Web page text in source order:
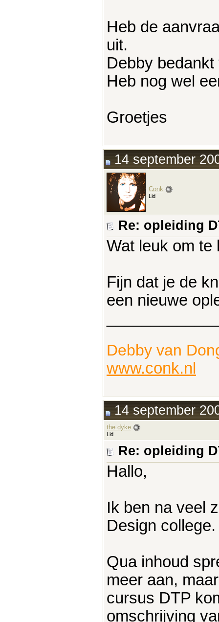
Heb de
uit.
Debby
Heb nog wel
Groetjes
14 september
Conk
Lid
Re: opleiding
Wat leuk om te
Fijn dat je de
een nieuwe
Debby van
www.conk.nl
14 september
the dyke
Lid
Re: opleiding
Hallo,
Ik ben na veel
Design college.
Qua inhoud
meer aan,
cursus DTP
omschrijving